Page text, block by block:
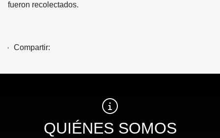
fueron recolectados.
Compartir:
QUIÉNES SOMOS